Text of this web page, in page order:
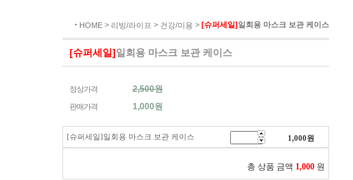
HOME> 리빙/라이프 > 건강/미용 > [슈퍼세일]일회용 마스크 보관 케이스
[슈퍼세일]일회용 마스크 보관 케이스
정상가격 2,500원
판매가격 1,000원
[슈퍼세일]일회용 마스크 보관 케이스 1,000원
총 상품 금액 1,000 원